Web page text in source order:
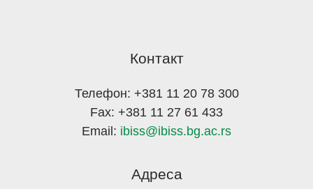
Контакт
Телефон: +381 11 20 78 300
Fax: +381 11 27 61 433
Email: ibiss@ibiss.bg.ac.rs
Адреса